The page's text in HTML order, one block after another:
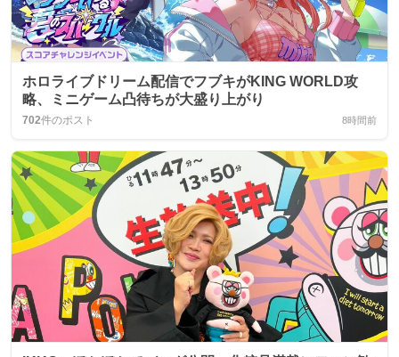
ホロライブドリーム配信でフブキがKING WORLD攻
略、ミニゲーム凸待ちが大盛り上がり
702件のポスト 8時間前